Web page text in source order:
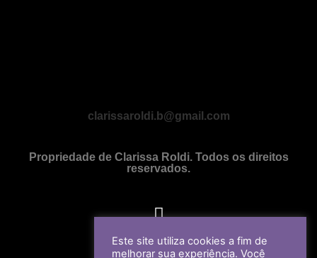
clarissaroldi.b@gmail.com
Propriedade de Clarissa Roldi. Todos os direitos
reservados.
Este site utiliza cookies a fim de
melhorar sua experiência. Você